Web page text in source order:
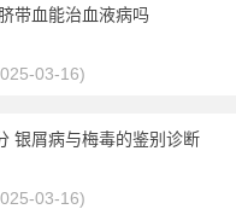
带血能治血液病吗
03-16)
银屑病与梅毒的鉴别诊断
03-16)